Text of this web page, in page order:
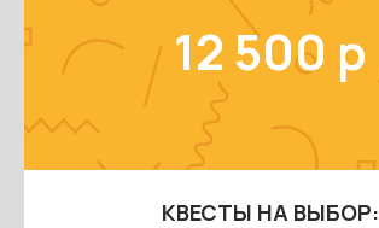
12 500 р
КВЕСТЫ НА ВЫБОР: